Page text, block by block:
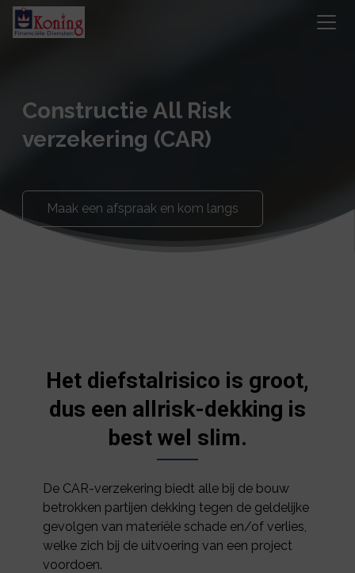
Constructie All Risk
verzekering (CAR)
Maak een afspraak en kom langs
Het diefstalrisico is groot,
dus een allrisk-dekking is
best wel slim.
De CAR-verzekering biedt alle bij de bouw
betrokken partijen dekking tegen de geldelijke
gevolgen van materiële schade en/of verlies,
welke zich bij de uitvoering van een project
voordoen.